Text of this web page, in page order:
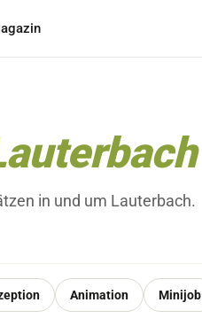
in und um Lauterbach.
Animation Minijob